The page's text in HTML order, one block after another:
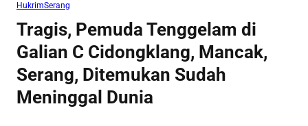
HukrimSerang
Tragis, Pemuda Tenggelam di
Galian C Cidongklang, Mancak,
Serang, Ditemukan Sudah
Meninggal Dunia